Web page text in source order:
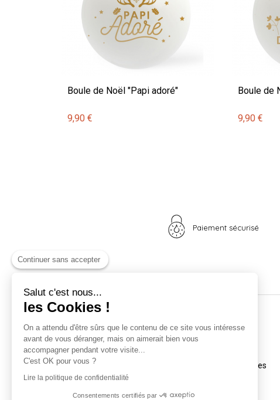
Boule de Noël "Papi adoré"
9,90 €
Boule de
9,90 €
Paiement sécurisé
Nos univers
Nid douillet
Madame Poule
Monsieur Coq
Les poussins
Informations
La boutique
Coordonnées et horaires
Continuer sans accepter
Salut c'est nous...
les Cookies !
On a attendu d'être sûrs que le contenu de ce site vous intéresse
avant de vous déranger, mais on aimerait bien vous
accompagner pendant votre visite...
C'est OK pour vous ?
Lire la politique de confidentialité
Consentements certifiés par